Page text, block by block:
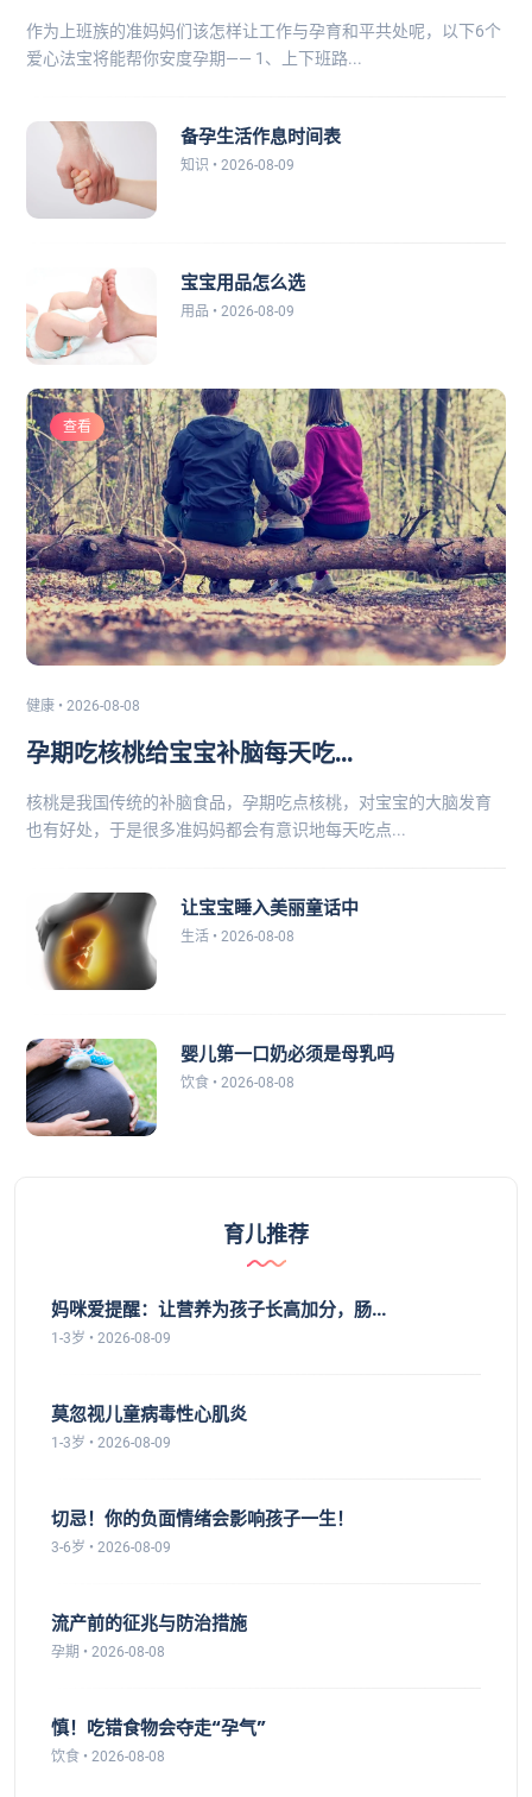
作为上班族的准妈妈们该怎样让工作与孕育和平共处呢，以下6个
爱心法宝将能帮你安度孕期—— 1、上下班路...
备孕生活作息时间表
知识 • 2026-08-09
宝宝用品怎么选
用品 • 2026-08-09
查看
健康 • 2026-08-08
孕期吃核桃给宝宝补脑每天吃...
核桃是我国传统的补脑食品，孕期吃点核桃，对宝宝的大脑发育
也有好处，于是很多准妈妈都会有意识地每天吃点...
让宝宝睡入美丽童话中
生活 • 2026-08-08
婴儿第一口奶必须是母乳吗
饮食 • 2026-08-08
育儿推荐
妈咪爱提醒：让营养为孩子长高加分，肠...
1-3岁 • 2026-08-09
莫忽视儿童病毒性心肌炎
1-3岁 • 2026-08-09
切忌！你的负面情绪会影响孩子一生！
3-6岁 • 2026-08-09
流产前的征兆与防治措施
孕期 • 2026-08-08
慎！吃错食物会夺走“孕气”
饮食 • 2026-08-08